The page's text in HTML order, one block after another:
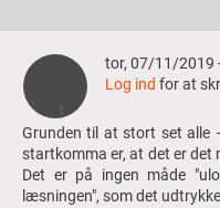
tor, 07/11/2019
Log ind for at
Grunden til at stort set
startkomma er, at det er det
Det er på ingen måde
læsningen", som det